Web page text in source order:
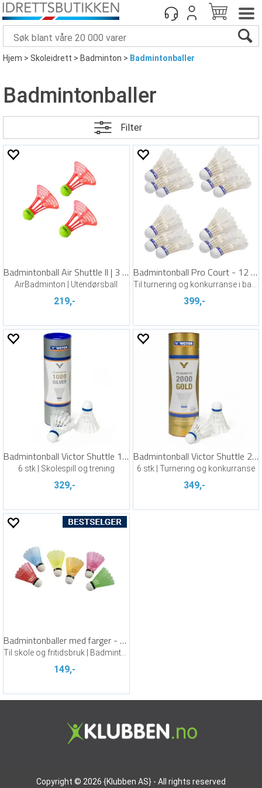
Hjem>Skoleidrett>Badminton> Badmintonballer
Badmintonballer
Filter
Badmintonball Air Shuttle II | 3 stk
AirBadminton | Utendørsball
219,-
Badmintonball Pro Court - 12 stk
399,-
Badmintonball Victor Shuttle 1000
6 stk | Skolespill og trening
329,-
Badmintonball Victor Shuttle 2000
6 stk | Turnering og konkurranse
349,-
Badmintonballer med farger - 6 stk
149,-
Copyright © 2026 {Klubben AS} - All rights reserved